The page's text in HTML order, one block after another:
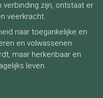
verbinding zijn, ontstaat er
veerkracht.
naar toegankelijke en
en volwassenen.
maar herkenbaar en
leven.